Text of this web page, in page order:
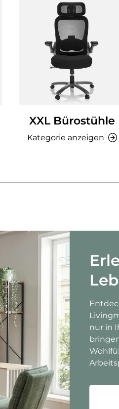
XXL Bürostühle
Kategorie anzeigen
nur in